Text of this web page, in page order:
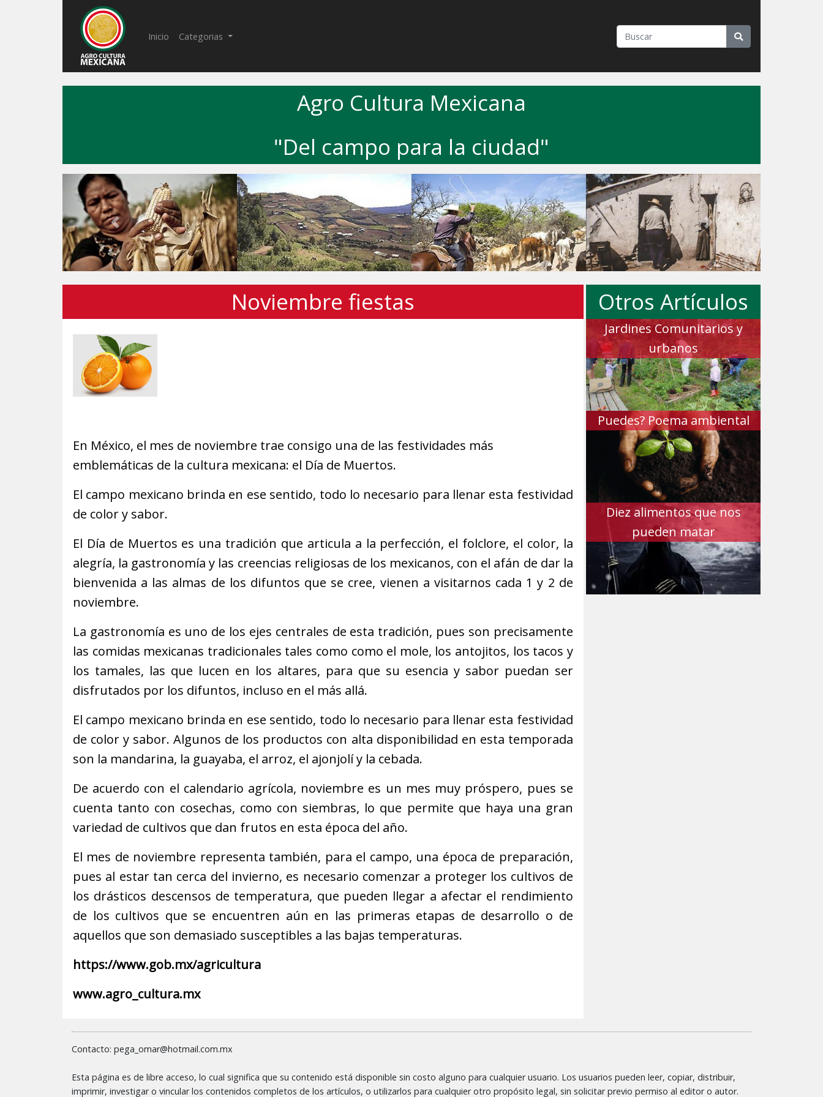
Inicio (current)
Categorias
Agro Cultura Mexicana
"Del campo para la ciudad"
Previous Next
Noviembre fiestas
En México, el mes de noviembre trae consigo una de las festividades más
emblemáticas de la cultura mexicana: el Día de Muertos.
El campo mexicano brinda en ese sentido, todo lo necesario para llenar esta festividad
de color y sabor.
El Día de Muertos es una tradición que articula a la perfección, el folclore, el color, la
alegría, la gastronomía y las creencias religiosas de los mexicanos, con el afán de dar la
bienvenida a las almas de los difuntos que se cree, vienen a visitarnos cada 1 y 2 de
noviembre.
La gastronomía es uno de los ejes centrales de esta tradición, pues son precisamente
las comidas mexicanas tradicionales tales como como el mole, los antojitos, los tacos y
los tamales, las que lucen en los altares, para que su esencia y sabor puedan ser
disfrutados por los difuntos, incluso en el más allá.
El campo mexicano brinda en ese sentido, todo lo necesario para llenar esta festividad
de color y sabor. Algunos de los productos con alta disponibilidad en esta temporada
son la mandarina, la guayaba, el arroz, el ajonjolí y la cebada.
De acuerdo con el calendario agrícola, noviembre es un mes muy próspero, pues se
cuenta tanto con cosechas, como con siembras, lo que permite que haya una gran
variedad de cultivos que dan frutos en esta época del año.
El mes de noviembre representa también, para el campo, una época de preparación,
pues al estar tan cerca del invierno, es necesario comenzar a proteger los cultivos de
los drásticos descensos de temperatura, que pueden llegar a afectar el rendimiento
de los cultivos que se encuentren aún en las primeras etapas de desarrollo o de
aquellos que son demasiado susceptibles a las bajas temperaturas.
https://www.gob.mx/agricultura
www.agro_cultura.mx
Otros Artículos
Jardines Comunitarios y
urbanos
Puedes? Poema ambiental
Diez alimentos que nos
pueden matar
Contacto: pega_omar@hotmail.com.mx
Esta página es de libre acceso, lo cual significa que su contenido está disponible sin costo alguno para cualquier usuario. Los usuarios pueden leer, copiar, distribuir,
imprimir, investigar o vincular los contenidos completos de los artículos, o utilizarlos para cualquier otro propósito legal, sin solicitar previo permiso al editor o autor.